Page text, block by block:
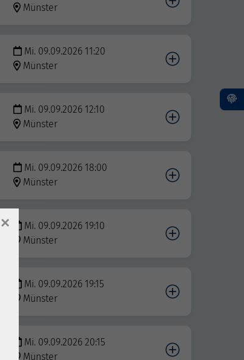
Münster
Mi. 09.09.2026 11:20
Münster
Mi. 09.09.2026 12:10
Münster
Mi. 09.09.2026 18:00
Münster
Mi. 09.09.2026 19:10
Münster
Mi. 09.09.2026 19:15
Münster
Mi. 09.09.2026 20:15
Münster
×